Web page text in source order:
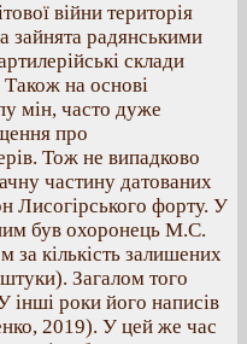
війни територія
зайнята радянськими
склади
Також на основі
мін, часто дуже
про
Тож не випадково
частину датованих
Лисогірського форту. У
був охоронець М.С.
кількість залишених
Загалом того
інші роки його написів
2019). У цей же час